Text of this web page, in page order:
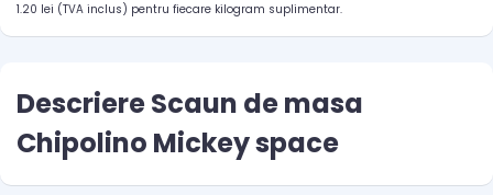
1.20 lei (TVA inclus) pentru fiecare kilogram suplimentar.
Descriere Scaun de masa
Chipolino Mickey space